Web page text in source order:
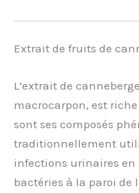
Extrait de fruits de
L’extrait de
macrocarpon, est
sont ses composés
traditionnellement
infections urinaires en
bactéries à la paroi de